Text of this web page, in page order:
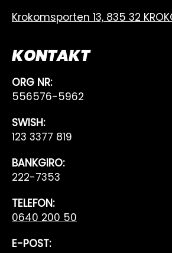
Krokomsporten 13, 835 32
KONTAKT
ORG NR:
556576-5962
SWISH:
123 3377 819
BANKGIRO:
222-7353
TELEFON:
0640 200 50
E-POST: